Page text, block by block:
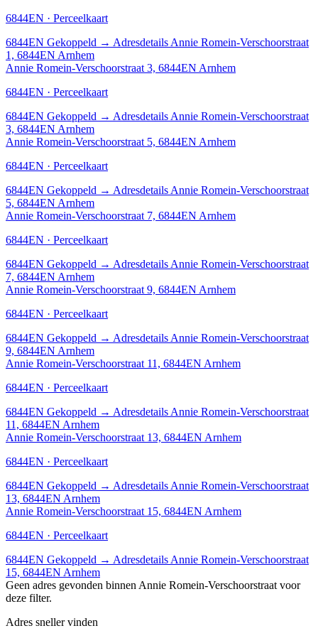
6844EN · Perceelkaart
6844EN Gekoppeld → Adresdetails Annie Romein-Verschoorstraat
1, 6844EN Arnhem
Annie Romein-Verschoorstraat 3, 6844EN Arnhem
6844EN · Perceelkaart
6844EN Gekoppeld → Adresdetails Annie Romein-Verschoorstraat
3, 6844EN Arnhem
Annie Romein-Verschoorstraat 5, 6844EN Arnhem
6844EN · Perceelkaart
6844EN Gekoppeld → Adresdetails Annie Romein-Verschoorstraat
5, 6844EN Arnhem
Annie Romein-Verschoorstraat 7, 6844EN Arnhem
6844EN · Perceelkaart
6844EN Gekoppeld → Adresdetails Annie Romein-Verschoorstraat
7, 6844EN Arnhem
Annie Romein-Verschoorstraat 9, 6844EN Arnhem
6844EN · Perceelkaart
6844EN Gekoppeld → Adresdetails Annie Romein-Verschoorstraat
9, 6844EN Arnhem
Annie Romein-Verschoorstraat 11, 6844EN Arnhem
6844EN · Perceelkaart
6844EN Gekoppeld → Adresdetails Annie Romein-Verschoorstraat
11, 6844EN Arnhem
Annie Romein-Verschoorstraat 13, 6844EN Arnhem
6844EN · Perceelkaart
6844EN Gekoppeld → Adresdetails Annie Romein-Verschoorstraat
13, 6844EN Arnhem
Annie Romein-Verschoorstraat 15, 6844EN Arnhem
6844EN · Perceelkaart
6844EN Gekoppeld → Adresdetails Annie Romein-Verschoorstraat
15, 6844EN Arnhem
Geen adres gevonden binnen Annie Romein-Verschoorstraat voor
deze filter.
Adres sneller vinden